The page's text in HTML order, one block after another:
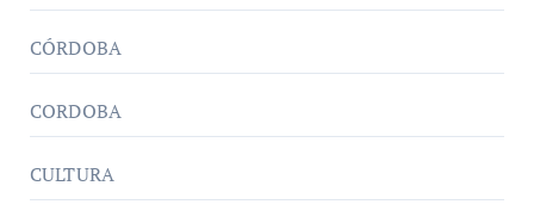
CÓRDOBA
CORDOBA
CULTURA